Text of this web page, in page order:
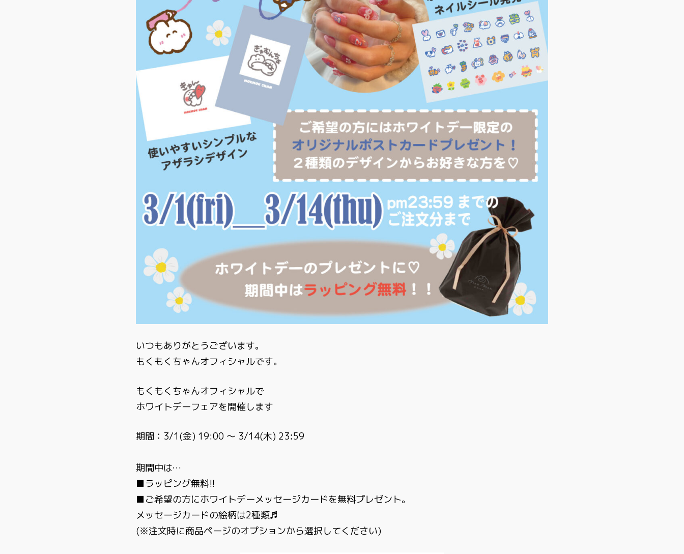
いつもありがとうございます。
もくもくちゃんオフィシャルです。
もくもくちゃんオフィシャルで
ホワイトデーフェアを開催します
期間：3/1(金) 19:00 〜 3/14(木) 23:59
期間中は…
■ラッピング無料!!
■ご希望の方にホワイトデーメッセージカードを無料プレゼント。
メッセージカードの絵柄は2種類♬
(※注文時に商品ページのオプションから選択してください)